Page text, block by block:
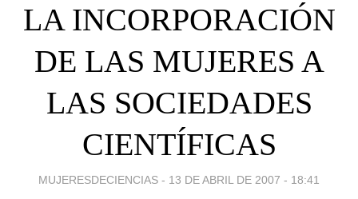
LA INCORPORACIÓN
DE LAS MUJERES A
LAS SOCIEDADES
CIENTÍFICAS
MUJERESDECIENCIAS - 13 DE ABRIL DE 2007 - 18:41